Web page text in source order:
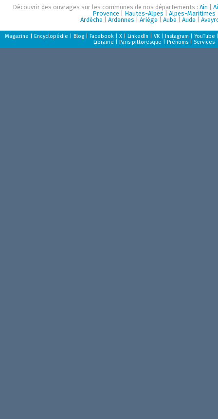
Découvrir des ouvrages sur les communes de nos départements : Ain
Provence
Hautes-Alpes
Alpes-Maritimes
Ardèche
Ardennes Ariège Aube Aude
Magazine Encyclopédie Blog| Facebook| X| LinkedIn VK| Instagram YouTube
Librairie
Paris pittoresque Prénoms| Services